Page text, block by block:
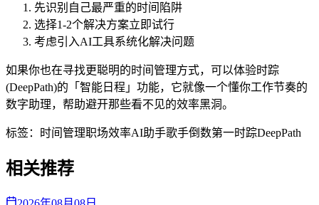
先识别自己最严重的时间陷阱
选择1-2个解决方案立即试行
考虑引入AI工具系统化解决问题
如果你也在寻找更聪明的时间管理方式，可以体验时踪
(DeepPath)的「智能日程」功能，它就像一个懂你工作节奏的
数字助理，帮助避开那些看不见的效率黑洞。
标签： 时间管理职场效率AI助手歌手倒数第一时踪DeepPath
相关推荐